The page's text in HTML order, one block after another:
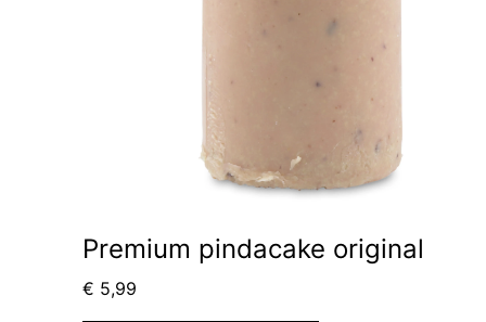
Premium pindacake original
€ 5,99